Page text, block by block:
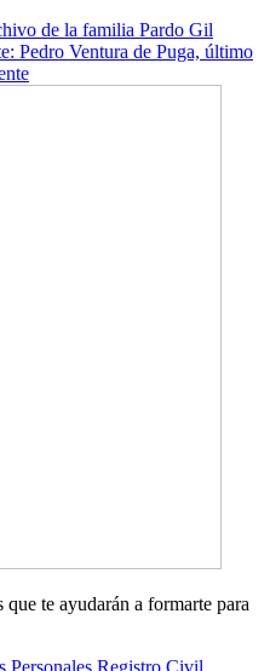
de la familia Pardo Gil
Pedro Ventura de Puga, último
te ayudarán a formarte para
Personales Registro Civil